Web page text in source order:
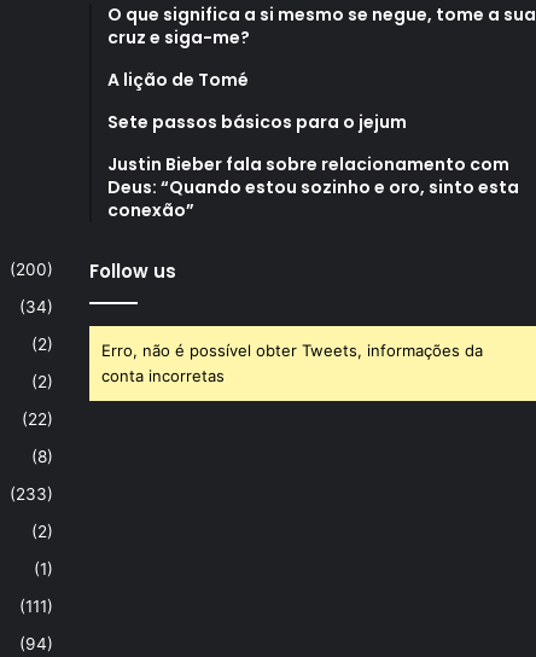
(200)
(34)
(2)
(2)
(22)
(8)
(233)
(2)
(1)
(111)
(94)
O que significa a si mesmo se negue, tome a sua
cruz e siga-me?
A lição de Tomé
Sete passos básicos para o jejum
Justin Bieber fala sobre relacionamento com
Deus: “Quando estou sozinho e oro, sinto esta
conexão”
Follow us
Erro, não é possível obter Tweets, informações da
conta incorretas